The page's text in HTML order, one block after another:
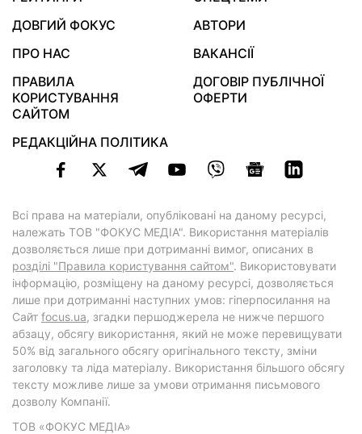
ДОВГИЙ ФОКУС
АВТОРИ
ПРО НАС
ВАКАНСІЇ
ПРАВИЛА
КОРИСТУВАННЯ
САЙТОМ
ДОГОВІР ПУБЛІЧНОЇ
ОФЕРТИ
РЕДАКЦІЙНА ПОЛІТИКА
Всі права на матеріали, опубліковані на даному ресурсі,
належать ТОВ "ФОКУС МЕДІА". Використання матеріалів
дозволяється лише при дотриманні вимог, описаних в
розділі "Правила користування сайтом". Використовувати
інформацію, розміщену на даному ресурсі, дозволяється
лише при дотриманні наступних умов: гіперпосилання на
Cайт focus.ua, згадки першоджерела не нижче першого
абзацу, обсягу використання, який не може перевищувати
50% від загального обсягу оригінального тексту, зміни
заголовку та ліда матеріалу. Використання більшого обсягу
тексту можливе лише за умови отримання письмового
дозволу Компанії.
ТОВ «ФОКУС МЕДІА»